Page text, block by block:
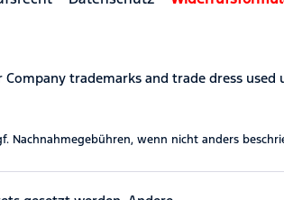
trademarks and trade dress used
Nachnahmegebühren, wenn nicht anders